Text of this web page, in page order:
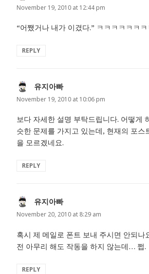
November 19, 2010 at 12:44 pm
“어쨌거나 내가 이겼다.” ㅋㅋㅋㅋㅋㅋ
REPLY
유지아빠says:
November 19, 2010 at 10:06 pm
보다 자세한 설명 부탁드립니다. 어떻게
슷한 문제를 가지고 있는데, 현재의 포스
을 모르겠네요.
REPLY
유지아빠says:
November 20, 2010 at 8:29 am
혹시 제 메일로 폰트 보내 주시면 안되나
전 아무리 해도 작동을 하지 않는데… 쩝.
REPLY